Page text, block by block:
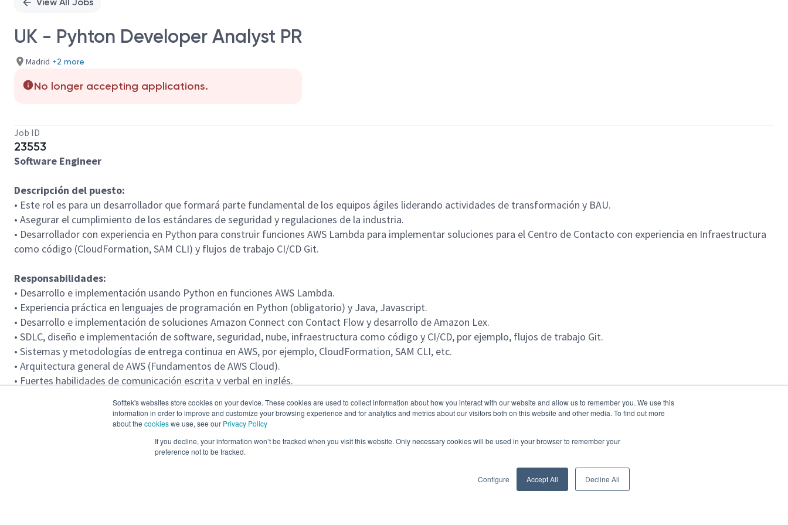
Softtek's websites store cookies on your device. These cookies are used to collect information about how you interact with our website and allow us to remember you. We use this
information in order to improve and customize your browsing experience and for analytics and metrics about our visitors both on this website and other media. To find out more
about the cookieswe use, see our Privacy Policy
If you decline, your information won’t be tracked when you visit this website. Only necessary cookies will be used in your browser to remember your
preference not to be tracked.
Configure Accept All Decline All
UK - Pyhton Developer Analyst PR
Madrid +2 more
No longer accepting applications.
Job ID
23553
Software Engineer
Descripción del puesto:
• Este rol es para un desarrollador que formará parte fundamental de los equipos ágiles liderando actividades de transformación y BAU.
• Asegurar el cumplimiento de los estándares de seguridad y regulaciones de la industria.
• Desarrollador con experiencia en Python para construir funciones AWS Lambda para implementar soluciones para el Centro de Contacto con experiencia en Infraestructura
como código (CloudFormation, SAM CLI) y flujos de trabajo CI/CD Git.
Responsabilidades:
• Desarrollo e implementación usando Python en funciones AWS Lambda.
• Experiencia práctica en lenguajes de programación en Python (obligatorio) y Java, Javascript.
• Desarrollo e implementación de soluciones Amazon Connect con Contact Flow y desarrollo de Amazon Lex.
• SDLC, diseño e implementación de software, seguridad, nube, infraestructura como código y CI/CD, por ejemplo, flujos de trabajo Git.
• Sistemas y metodologías de entrega continua en AWS, por ejemplo, CloudFormation, SAM CLI, etc.
• Arquitectura general de AWS (Fundamentos de AWS Cloud).
• Fuertes habilidades de comunicación escrita y verbal en inglés.